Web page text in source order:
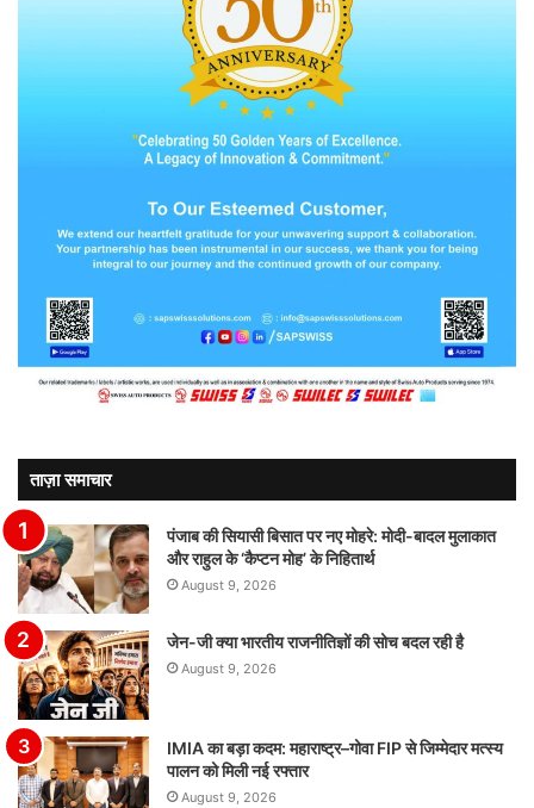
ताज़ा समाचार
पंजाब की सियासी बिसात पर नए मोहरे: मोदी-बादल मुलाकात
और राहुल के ‘कैप्टन मोह’ के निहितार्थ
August 9, 2026
जेन-जी क्या भारतीय राजनीतिज्ञों की सोच बदल रही है
August 9, 2026
IMIA का बड़ा कदम: महाराष्ट्र–गोवा FIP से जिम्मेदार मत्स्य
पालन को मिली नई रफ्तार
August 9, 2026